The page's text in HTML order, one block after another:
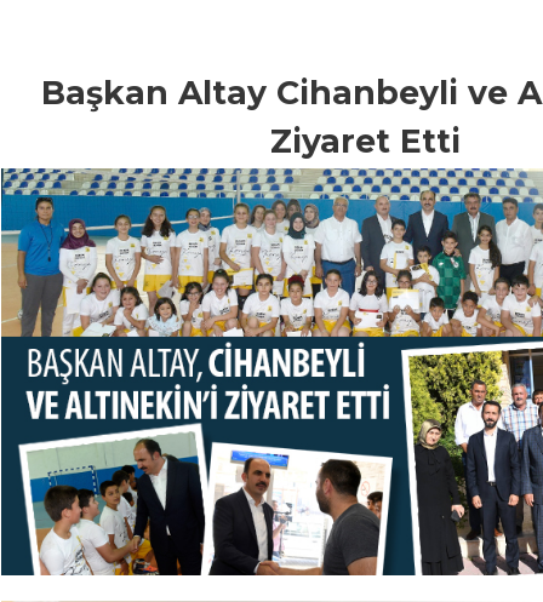
Başkan Altay Cihanbeyli ve
Ziyaret Etti